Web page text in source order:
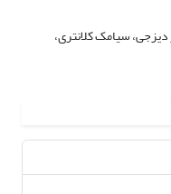
دیزجی، سیامک کلانتری،